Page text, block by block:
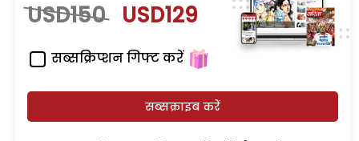
USD150 USD129
सब्सक्रिप्शन गिफ्ट करें
सब्सक्राइब करें